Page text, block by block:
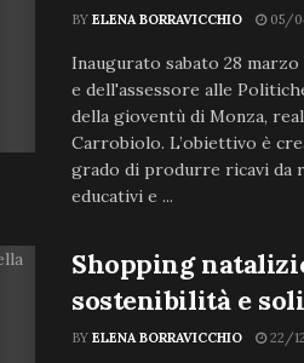
BY ELENA BORRAVICCHIO 05/
Inaugurato sabato 28
e dell'assessore alle
della gioventù di Monza,
Carrobiolo. L’obiettivo è
grado di produrre ricavi da
educativi e ...
Shopping
sostenibilità e
BY ELENA BORRAVICCHIO 22/